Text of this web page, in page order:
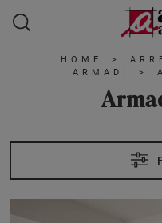
HOME >
ARMADI
>